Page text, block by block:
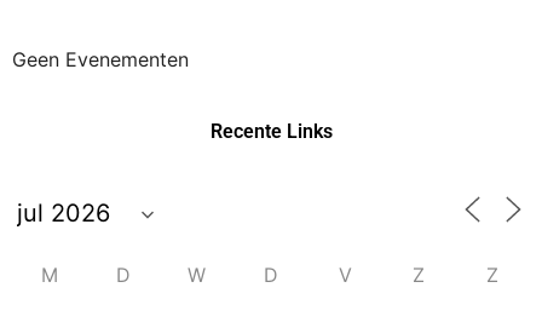
Geen Evenementen
Recente Links
M D W D V Z Z